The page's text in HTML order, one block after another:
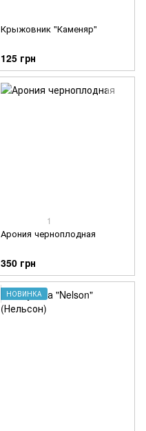
Крыжовник "Каменяр"
125 грн
1
Арония черноплодная
350 грн
НОВИНКА